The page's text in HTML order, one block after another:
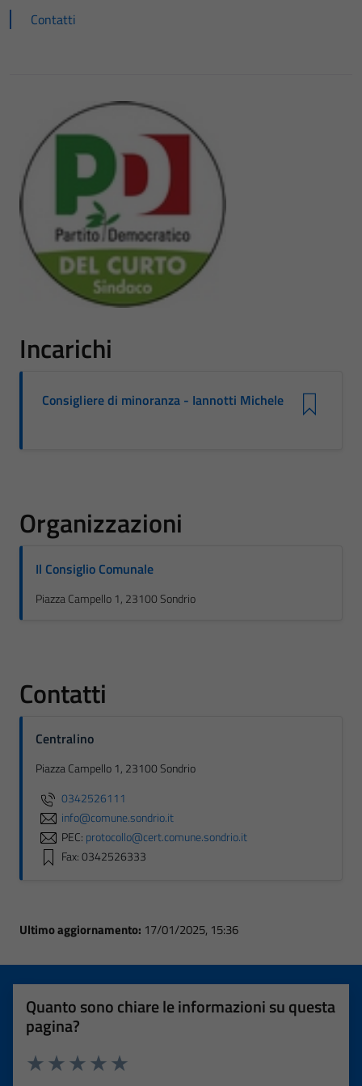
Contatti
Incarichi
Consigliere di minoranza - Iannotti Michele
Organizzazioni
Il Consiglio Comunale
Piazza Campello 1, 23100 Sondrio
Contatti
Centralino
Piazza Campello 1, 23100 Sondrio
0342526111
info@comune.sondrio.it
PEC: protocollo@cert.comune.sondrio.it
Fax: 0342526333
Ultimo aggiornamento: 17/01/2025, 15:36
Quanto sono chiare le informazioni su questa
pagina?